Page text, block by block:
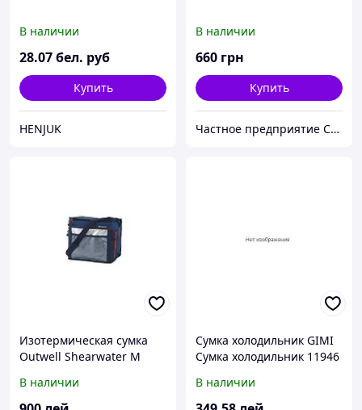
В наличии
28.07бел. руб
Купить
HENJUK
В наличии
660 грн
Купить
Частное предприятие София Мед
Изотермическая сумка
Outwell Shearwater M
В наличии
Сумка холодильник GIMI
Сумка холодильник 11946
В наличии